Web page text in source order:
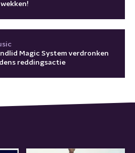
Magic System verdronken
reddingsactie